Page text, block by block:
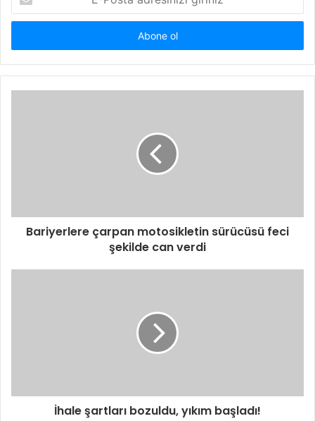
Posta
adresinizi
Bariyerlere çarpan motosikletin sürücüsü feci
şekilde can verdi
İhale şartları bozuldu, yıkım başladı!